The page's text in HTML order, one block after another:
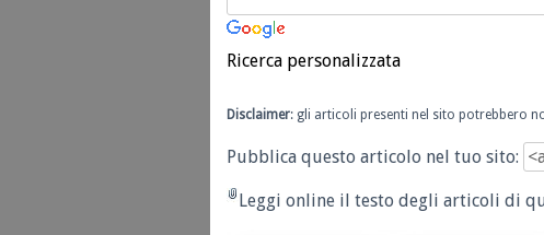
Ricerca personalizzata
Disclaimer: gli articoli presenti nel sito potrebbero
Pubblica questo articolo nel tuo sito:
Leggi online il testo degli articoli di